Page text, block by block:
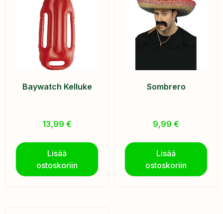
Baywatch Kelluke
13,99 €
Lisää
ostoskoriin
Sombrero
9,99 €
Lisää
ostoskoriin